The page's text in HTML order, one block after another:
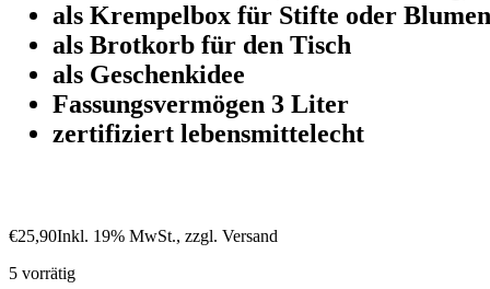
als Krempelbox für Stifte oder
als Brotkorb für den Tisch
als Geschenkidee
Fassungsvermögen 3 Liter
zertifiziert lebensmittelecht
€25,90Inkl. 19% MwSt., zzgl. Versand
5 vorrätig